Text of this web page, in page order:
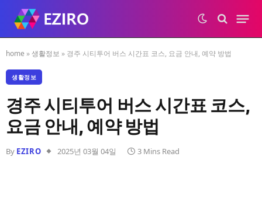
home »생활정보 » 경주 시티투어 버스 시간표 코스, 요금 안내, 예약 방법
생활정보
경주 시티투어 버스 시간표 코스,
요금 안내, 예약 방법
By EZIRO 2025년 03월 04일 3 Mins Read